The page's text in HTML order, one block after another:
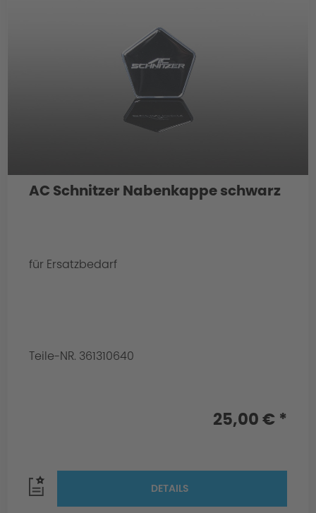
AC Schnitzer Nabenkappe schwarz
für Ersatzbedarf
Teile-NR. 361310640
25,00 € *
DETAILS